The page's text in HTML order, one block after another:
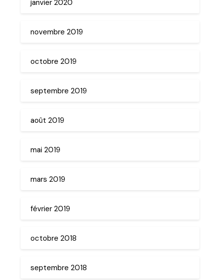
janvier 2020
novembre 2019
octobre 2019
septembre 2019
août 2019
mai 2019
mars 2019
février 2019
octobre 2018
septembre 2018